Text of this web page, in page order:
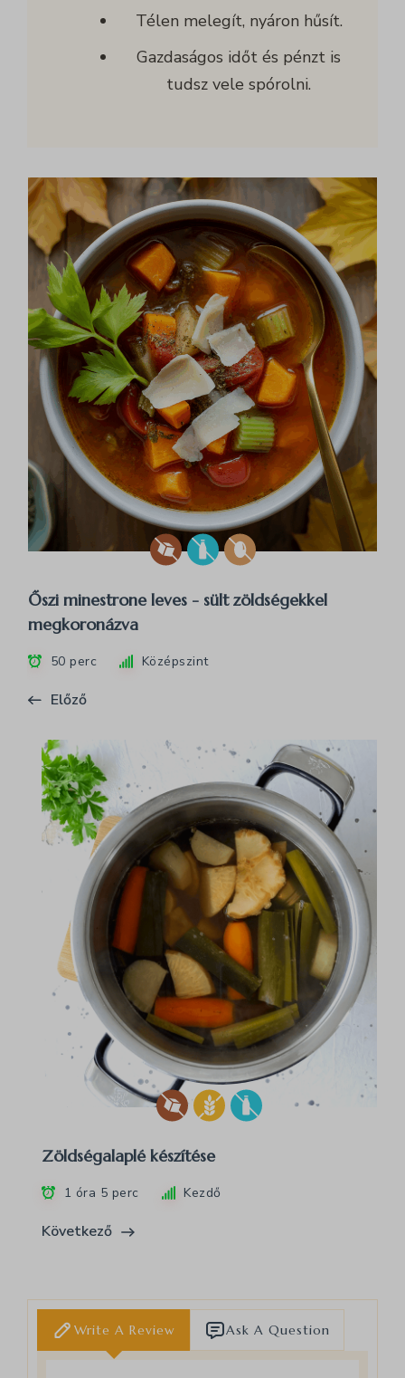
Télen melegít, nyáron hűsít.
Gazdaságos időt és pénzt is
tudsz vele spórolni.
Őszi minestrone leves - sült zöldségekkel
megkoronázva
50 perc Középszint
Előző
Zöldségalaplé készítése
1 óra 5 perc Kezdő
Következő
Write A Review Ask A Question